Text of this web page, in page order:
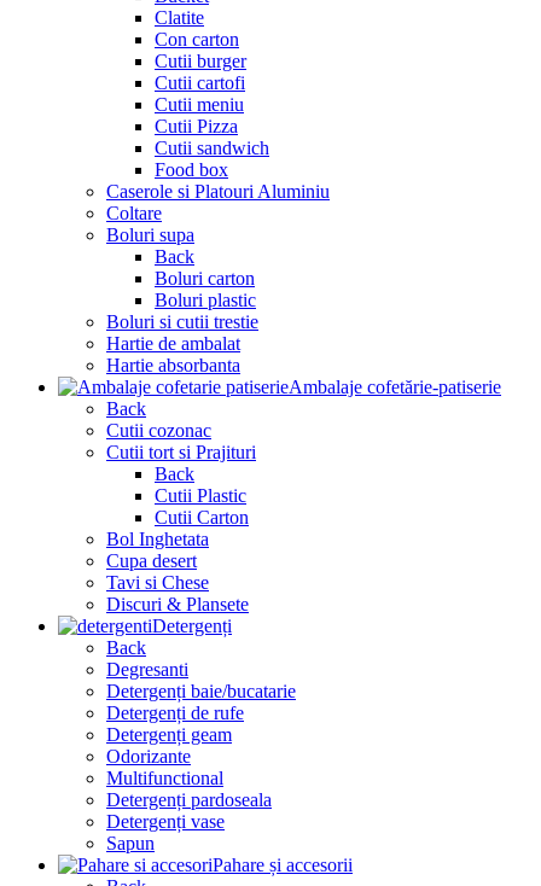
Clatite
Con carton
Cutii burger
Cutii cartofi
Cutii meniu
Cutii Pizza
Cutii sandwich
Food box
Caserole si Platouri Aluminiu
Coltare
Boluri supa
Back
Boluri carton
Boluri plastic
Boluri si cutii trestie
Hartie de ambalat
Hartie absorbanta
Ambalaje cofetărie-patiserie
Back
Cutii cozonac
Cutii tort si Prajituri
Back
Cutii Plastic
Cutii Carton
Bol Inghetata
Cupa desert
Tavi si Chese
Discuri & Plansete
Detergenți
Back
Degresanti
Detergenți baie/bucatarie
Detergenți de rufe
Detergenți geam
Odorizante
Multifunctional
Detergenți pardoseala
Detergenți vase
Sapun
Pahare și accesorii